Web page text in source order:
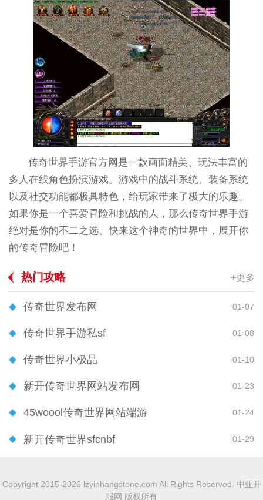
传奇世界手游官方网是一款画面精美、玩法丰富的
多人在线角色扮演游戏。游戏中的战斗系统、装备系统
以及社交功能都极具特色，给玩家带来了极大的乐趣。
如果你是一个喜爱冒险和挑战的人，那么传奇世界手游
绝对是你的不二之选。快来这个神奇的世界中，展开你
的传奇冒险吧！
热门攻略 +更多
传奇世界发布网 01-07
传奇世界手游私sf 01-08
传奇世界小极品 01-10
新开传奇世界网站发布网 01-23
45woool传奇世界网站端游 01-24
新开传奇世界sfcnbf 01-29
Copyright 2015-2026 lzyinhangstone.com All Rights Reserved. 中亚开
服网 版权所有